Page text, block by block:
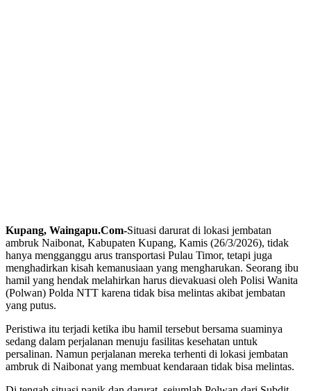
Kupang, Waingapu.Com-Situasi darurat di lokasi jembatan
ambruk Naibonat, Kabupaten Kupang, Kamis (26/3/2026), tidak
hanya mengganggu arus transportasi Pulau Timor, tetapi juga
menghadirkan kisah kemanusiaan yang mengharukan. Seorang ibu
hamil yang hendak melahirkan harus dievakuasi oleh Polisi Wanita
(Polwan) Polda NTT karena tidak bisa melintas akibat jembatan
yang putus.
Peristiwa itu terjadi ketika ibu hamil tersebut bersama suaminya
sedang dalam perjalanan menuju fasilitas kesehatan untuk
persalinan. Namun perjalanan mereka terhenti di lokasi jembatan
ambruk di Naibonat yang membuat kendaraan tidak bisa melintas.